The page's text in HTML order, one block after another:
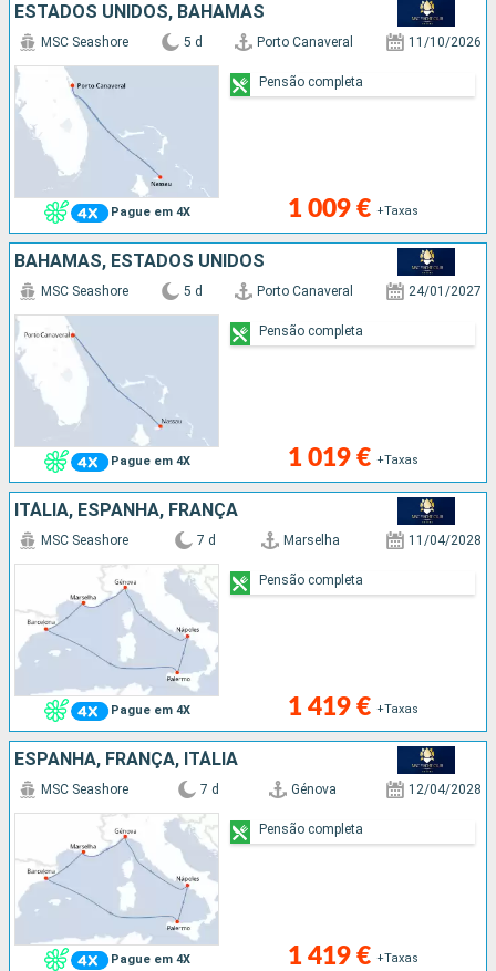
ESTADOS UNIDOS, BAHAMAS
Pague em 4X
MSC Seashore 5 d Porto Canaveral 11/10/2026
1 009 € +Taxas
Pensão completa
BAHAMAS, ESTADOS UNIDOS
Pague em 4X
MSC Seashore 5 d Porto Canaveral 24/01/2027
1 019 € +Taxas
Pensão completa
ITÁLIA, ESPANHA, FRANÇA
Pague em 4X
MSC Seashore 7 d Marselha 11/04/2028
1 419 € +Taxas
Pensão completa
ESPANHA, FRANÇA, ITÁLIA
Pague em 4X
MSC Seashore 7 d Génova 12/04/2028
1 419 € +Taxas
Pensão completa